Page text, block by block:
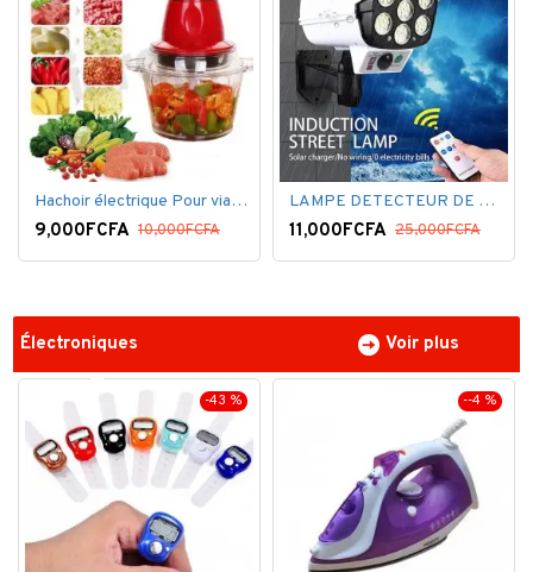
Hachoir électrique Pour viandes et légumes -Rouge
9,000FCFA 10,000FCFA
LAMPE DETECTEUR DE MOUVEMENT SOLAR SENSOR LIGHT
11,000FCFA 25,000FCFA
Électroniques Voir plus
-43 % --4 %